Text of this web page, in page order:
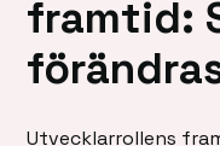
framtid:
Utvecklarrollens